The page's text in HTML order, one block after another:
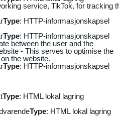
service, TikTok, for tracking
Type: HTTP-informasjonskapsel
Type: HTTP-informasjonskapsel
between the user and the
- This serves to optimise the
the website.
Type: HTTP-informasjonskapsel
Type: HTML lokal lagring
Type: HTML lokal lagring